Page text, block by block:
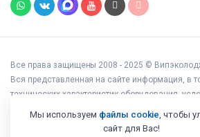
Все права защищены 2008 - 2025 ©
Вся представленная на сайте информация, в
технических характеристик оборудования,
возможностей подключения, наличия на
услуг, носит информационный характер и ни
Мы используем файлы cookie, чтобы
сайт для Вас!